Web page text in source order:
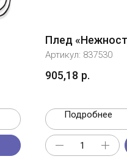
Плед
Артикул: 837530
905,18 р.
Подробнее